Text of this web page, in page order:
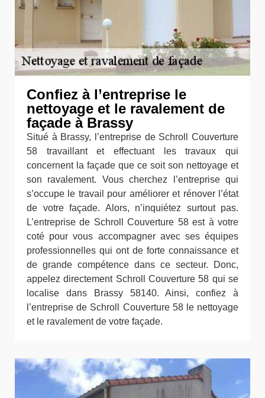
Confiez à l’entreprise le
nettoyage et le ravalement de
façade à Brassy
Situé à Brassy, l’entreprise de Schroll Couverture
58 travaillant et effectuant les travaux qui
concernent la façade que ce soit son nettoyage et
son ravalement. Vous cherchez l’entreprise qui
s’occupe le travail pour améliorer et rénover l’état
de votre façade. Alors, n’inquiétez surtout pas.
L’entreprise de Schroll Couverture 58 est à votre
coté pour vous accompagner avec ses équipes
professionnelles qui ont de forte connaissance et
de grande compétence dans ce secteur. Donc,
appelez directement Schroll Couverture 58 qui se
localise dans Brassy 58140. Ainsi, confiez à
l’entreprise de Schroll Couverture 58 le nettoyage
et le ravalement de votre façade.